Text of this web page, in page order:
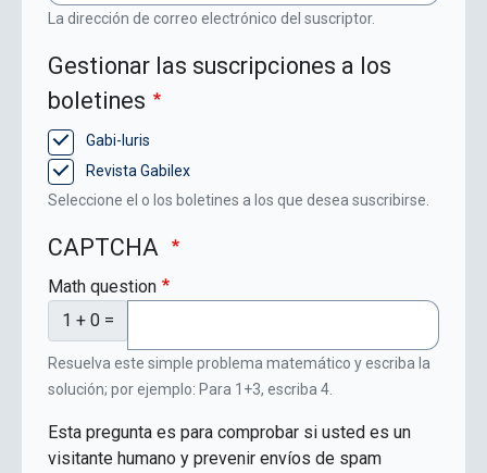
La dirección de correo electrónico del suscriptor.
Gestionar las suscripciones a los
boletines
Gabi-Iuris
Revista Gabilex
Seleccione el o los boletines a los que desea suscribirse.
CAPTCHA
Math question
1 + 0 =
Resuelva este simple problema matemático y escriba la
solución; por ejemplo: Para 1+3, escriba 4.
Esta pregunta es para comprobar si usted es un
visitante humano y prevenir envíos de spam